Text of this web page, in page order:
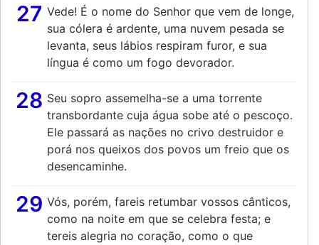
27 Vede! É o nome do Senhor que vem de longe,
sua cólera é ardente, uma nuvem pesada se
levanta, seus lábios respiram furor, e sua
língua é como um fogo devorador.
28 Seu sopro assemelha-se a uma torrente
transbordante cuja água sobe até o pescoço.
Ele passará as nações no crivo destruidor e
porá nos queixos dos povos um freio que os
desencaminhe.
29 Vós, porém, fareis retumbar vossos cânticos,
como na noite em que se celebra festa; e
tereis alegria no coração, como o que